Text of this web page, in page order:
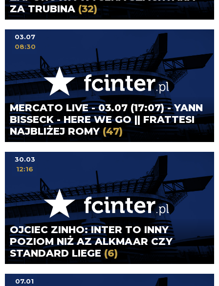
ZA TRUBINA (32)
MERCATO LIVE - 03.07 (17:07) - YANN
BISSECK - HERE WE GO || FRATTESI
NAJBLIŻEJ ROMY(47)
03.07
08:30
OJCIEC ZINHO: INTER TO INNY
POZIOM NIŻ AZ ALKMAAR CZY
STANDARD LIEGE(6)
30.03
12:16
07.01